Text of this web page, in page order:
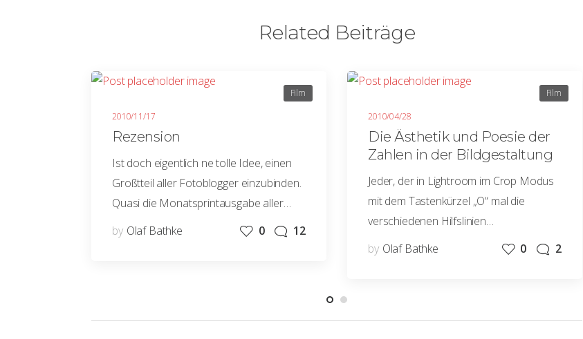
Related Beiträge
2010/11/17
Film
Rezension
Ist doch eigentlich ne tolle Idee, einen
Großtteil aller Fotoblogger einzubinden.
Quasi die Monatsprintausgabe aller…
by Olaf Bathke 0 12
2010/04/28
Film
Die Ästhetik und Poesie der
Zahlen in der Bildgestaltung
Jeder, der in Lightroom im Crop Modus
mit dem Tastenkürzel „O“ mal die
verschiedenen Hilfslinien…
by Olaf Bathke 0 2